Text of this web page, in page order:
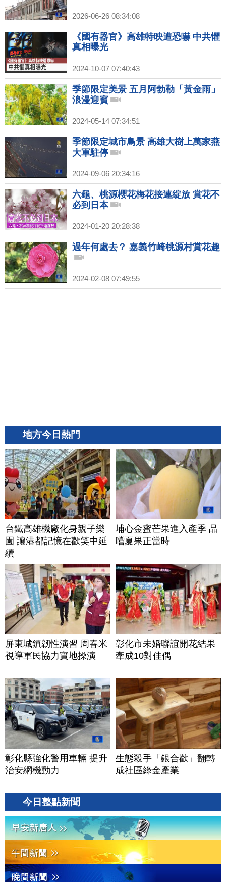
2026-06-26 08:34:08
《國有器官》高雄特映遭恐嚇 中共懼
真相曝光
2024-10-07 07:40:43
季節限定美景 五月阿勃勒「黃金雨」
浪漫迎賓
2024-05-14 07:34:51
季節限定城市鳥景 高雄大樹上萬家燕
大軍駐停
2024-09-06 20:34:16
六龜、桃源櫻花梅花接連綻放 賞花不
必到日本
2024-01-20 20:28:38
過年何處去？ 嘉義竹崎桃源村賞花趣
2024-02-08 07:49:55
地方今日熱門
台鐵高雄機廠化身親子樂
園 讓港都記憶在歡笑中延
續
埔心金蜜芒果進入產季 品
嚐夏果正當時
屏東城鎮韌性演習 周春米
視導軍民協力實地操演
彰化市未婚聯誼開花結果
牽成10對佳偶
彰化縣強化警用車輛 提升
治安網機動力
生態殺手「銀合歡」翻轉
成社區綠金產業
今日整點新聞